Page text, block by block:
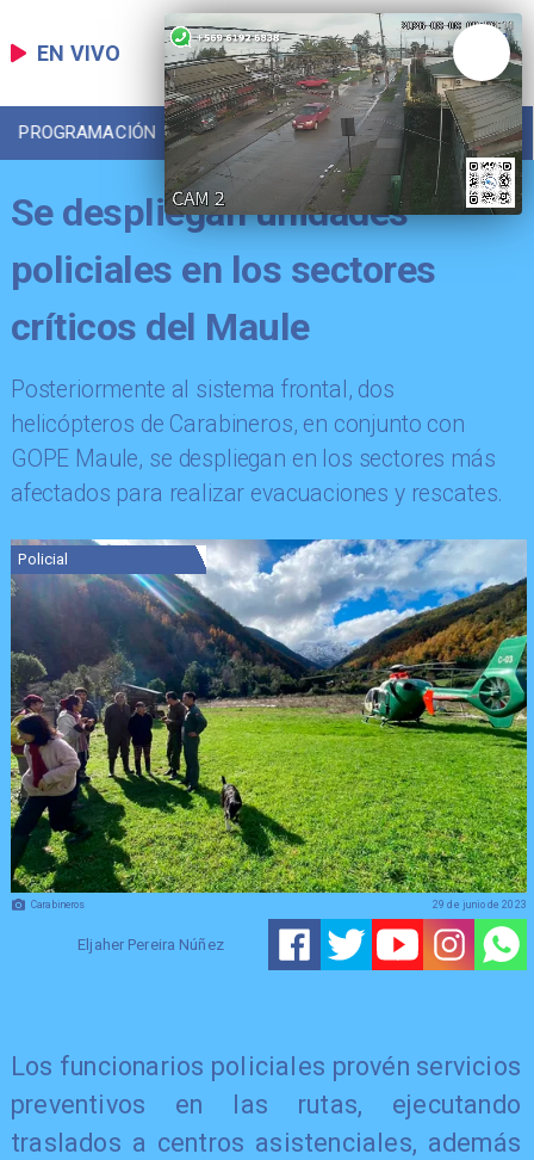
EN VIVO
PROGRAMACIÓN LOCAL DEPORTES
Se despliegan unidades
policiales en los sectores
críticos del Maule
Posteriormente al sistema frontal, dos
helicópteros de Carabineros, en conjunto con
GOPE Maule, se despliegan en los sectores más
afectados para realizar evacuaciones y rescates.
Carabineros
Policial
Eljaher Pereira Núñez
29 de junio de 2023
Los funcionarios policiales provén servicios
preventivos en las rutas, ejecutando
traslados a centros asistenciales, además